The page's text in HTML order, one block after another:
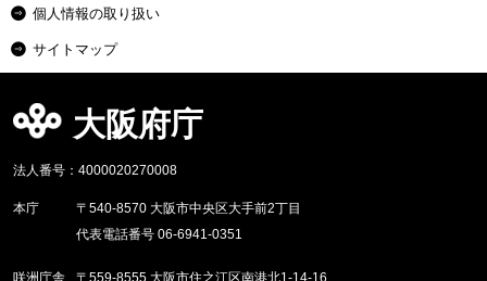
個人情報の取り扱い
サイトマップ
大阪府庁
法人番号：4000020270008
本庁
〒540-8570 大阪市中央区大手前2丁目
代表電話番号 06-6941-0351
咲洲庁舎 〒559-8555 大阪市住之江区南港北1-14-16